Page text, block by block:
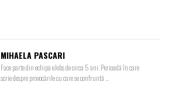
MIHAELA PASCARI
Face parte din echipa eJobs de circa 5 ani. Perioadă în care
scrie despre provocările cu care se confruntă ...